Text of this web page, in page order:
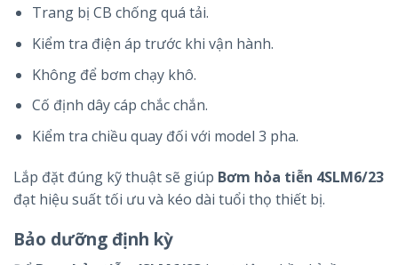
Trang bị CB chống quá tải.
Kiểm tra điện áp trước khi vận hành.
Không để bơm chạy khô.
Cố định dây cáp chắc chắn.
Kiểm tra chiều quay đối với model 3 pha.
Lắp đặt đúng kỹ thuật sẽ giúp Bơm hỏa tiễn 4SLM6/23
đạt hiệu suất tối ưu và kéo dài tuổi thọ thiết bị.
Bảo dưỡng định kỳ